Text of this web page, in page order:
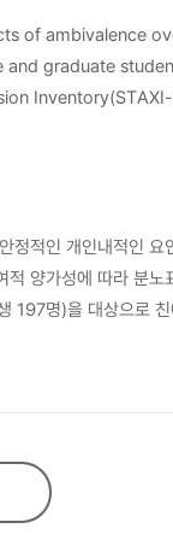
of ambivalence
evaluate the
and적인 개인내적인
양가성에 따라 분
명)을 대상으로
의의가 있다. 마지